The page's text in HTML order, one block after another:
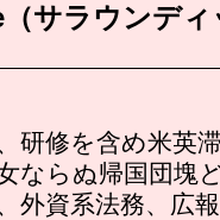
サラウンディ
研修を含め米英
ならぬ帰国団塊
外資系法務、広